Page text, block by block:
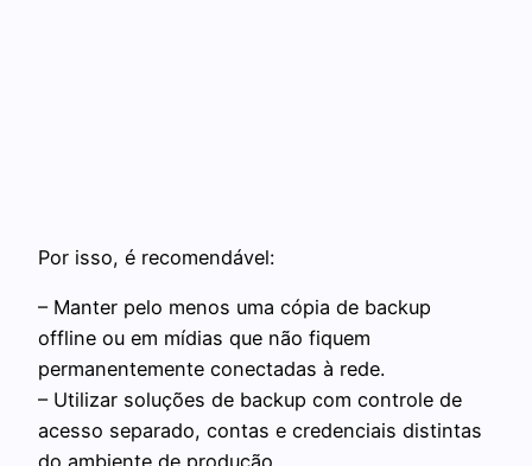
Por isso, é recomendável:
– Manter pelo menos uma cópia de backup
offline ou em mídias que não fiquem
permanentemente conectadas à rede.
– Utilizar soluções de backup com controle de
acesso separado, contas e credenciais distintas